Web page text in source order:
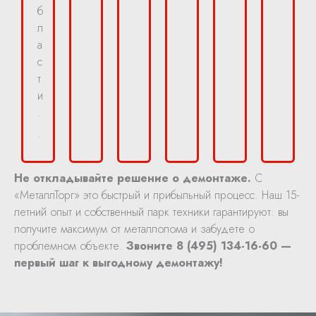
б
л
а
с
т
и
.
.
Не откладывайте решение о демонтаже. С
«МеталлТорг» это быстрый и прибыльный процесс. Наш 15-
летний опыт и собственный парк техники гарантируют: вы
получите максимум от металлолома и забудете о
проблемном объекте. Звоните 8 (495) 134-16-60 —
первый шаг к выгодному демонтажу!